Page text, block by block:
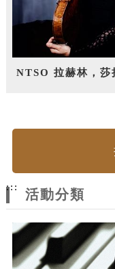
NTSO 拉赫林，莎
:::
活動分類